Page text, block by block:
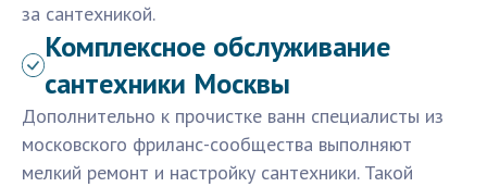
за сантехникой.
Комплексное обслуживание
сантехники Москвы
Дополнительно к прочистке ванн специалисты из
московского фриланс-сообщества выполняют
мелкий ремонт и настройку сантехники. Такой